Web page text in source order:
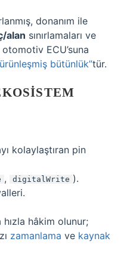
donanım ile
alan sınırlamaları ve
ECU’suna
bütünlük”tür.
kolaylaştıran pin
, digitalWrite ).
hızla hâkim olunur;
zamanlama ve kaynak